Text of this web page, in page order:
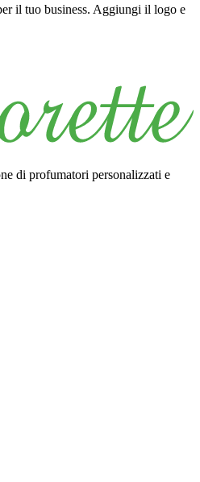
il tuo business. Aggiungi il logo e
di profumatori personalizzati e